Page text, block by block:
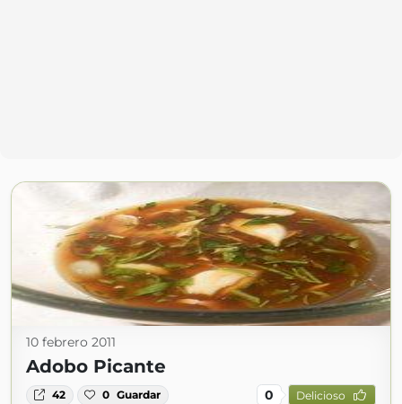
10 febrero 2011
Adobo Picante
42 0 Guardar 0 Delicioso